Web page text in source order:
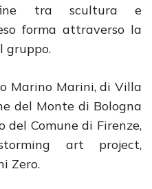
tra scultura e
forma attraverso la
gruppo.
Marino Marini, di Villa
del Monte di Bologna
del Comune di Firenze,
art project,
Zero.